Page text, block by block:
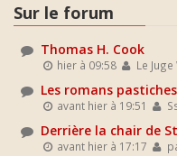
Sur le forum
Thomas H. Cook
hier à 09:58 Le
Les romans
avant hier à 19:51
Derrière la chair de
avant hier à 17:17